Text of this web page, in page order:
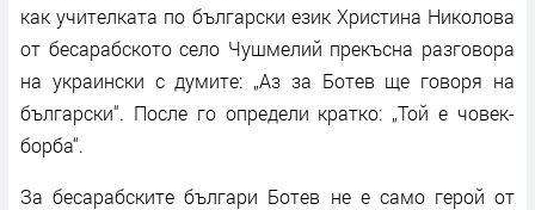
как учителката по български език Христина Николова
от бесарабското село Чушмелий прекъсна разговора
на украински с думите: „Аз за Ботев ще говоря на
български“. После го определи кратко: „Той е човек-
борба“.
За бесарабските българи Ботев не е само герой от